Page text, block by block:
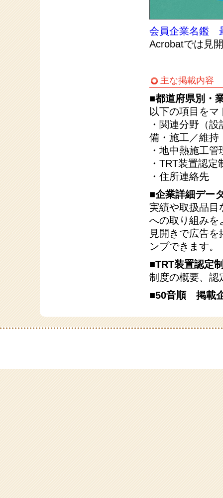
会員企業名鑑
Acrobatでは見
主な掲載内容
■都道府県別・
以下の項目を
・関連分野（
備・施工／維持
・地中熱施工
・TRT装置認
・住所連絡先
■企業詳細デー
実績や取扱品目
への取り組みを
見開きで広告
ンプできます。
■TRT装置認定
制度の概要、認
■50音順 掲載